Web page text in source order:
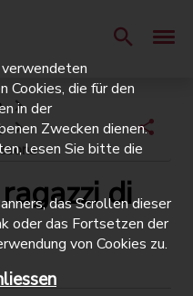
di
die für den
in der
Zwecken dienen.
lesen Sie bitte die
das Scrollen dieser
oder das Fortsetzen der
von Cookies zu.